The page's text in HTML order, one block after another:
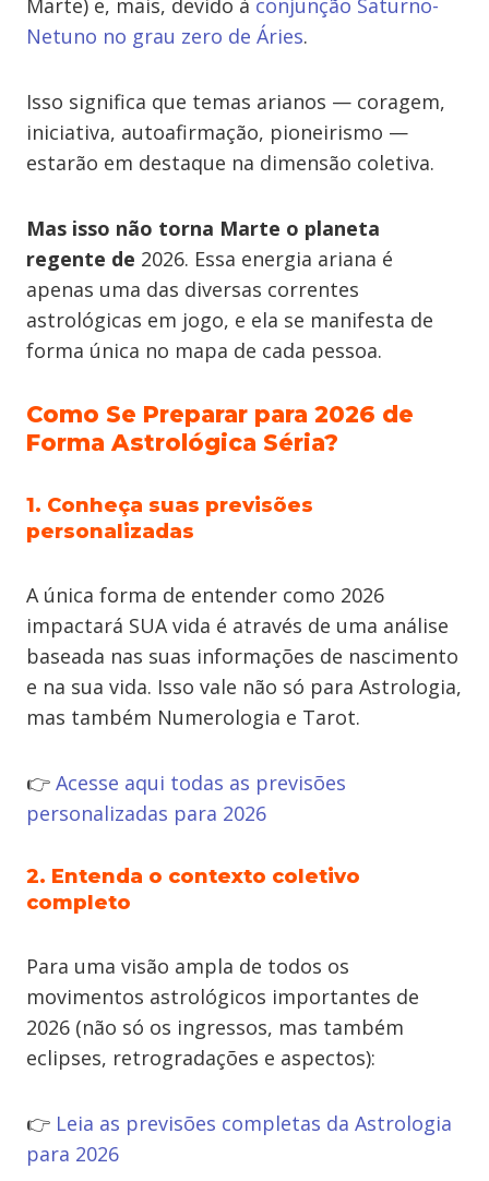
Marte) e, mais, devido à conjunção Saturno-
Netuno no grau zero de Áries.
Isso significa que temas arianos — coragem,
iniciativa, autoafirmação, pioneirismo —
estarão em destaque na dimensão coletiva.
Mas isso não torna Marte o planeta
regente de 2026. Essa energia ariana é
apenas uma das diversas correntes
astrológicas em jogo, e ela se manifesta de
forma única no mapa de cada pessoa.
Como Se Preparar para 2026 de
Forma Astrológica Séria?
1. Conheça suas previsões
personalizadas
A única forma de entender como 2026
impactará SUA vida é através de uma análise
baseada nas suas informações de nascimento
e na sua vida. Isso vale não só para Astrologia,
mas também Numerologia e Tarot.
👉 Acesse aqui todas as previsões
personalizadas para 2026
2. Entenda o contexto coletivo
completo
Para uma visão ampla de todos os
movimentos astrológicos importantes de
2026 (não só os ingressos, mas também
eclipses, retrogradações e aspectos):
👉 Leia as previsões completas da Astrologia
para 2026